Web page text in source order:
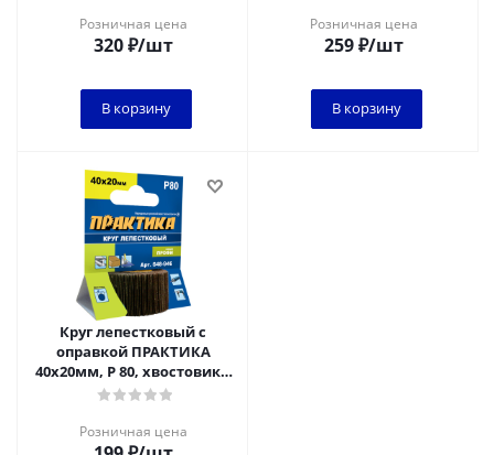
Розничная цена
320₽/шт
В корзину
Розничная цена
259₽/шт
В корзину
Круг лепестковый с
оправкой ПРАКТИКА
40х20мм, P 80, хвостовик 6
мм, серия Профи
Розничная цена